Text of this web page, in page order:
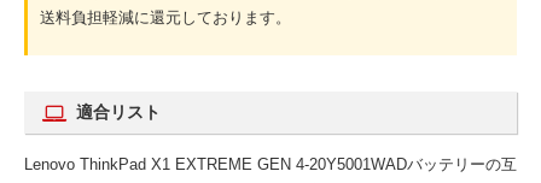
送料負担軽減に還元しております。
適合リスト
Lenovo ThinkPad X1 EXTREME GEN 4-20Y5001WADバッテリーの互